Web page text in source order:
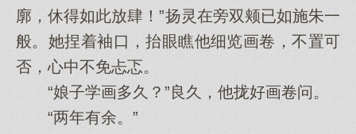
廓，休得如此放肆！”扬灵在旁双颊已如施朱一
般。她捏着袖口，抬眼瞧他细览画卷，不置可
否，心中不免忐忑。
“娘子学画多久？”良久，他拢好画卷问。
“两年有余。”